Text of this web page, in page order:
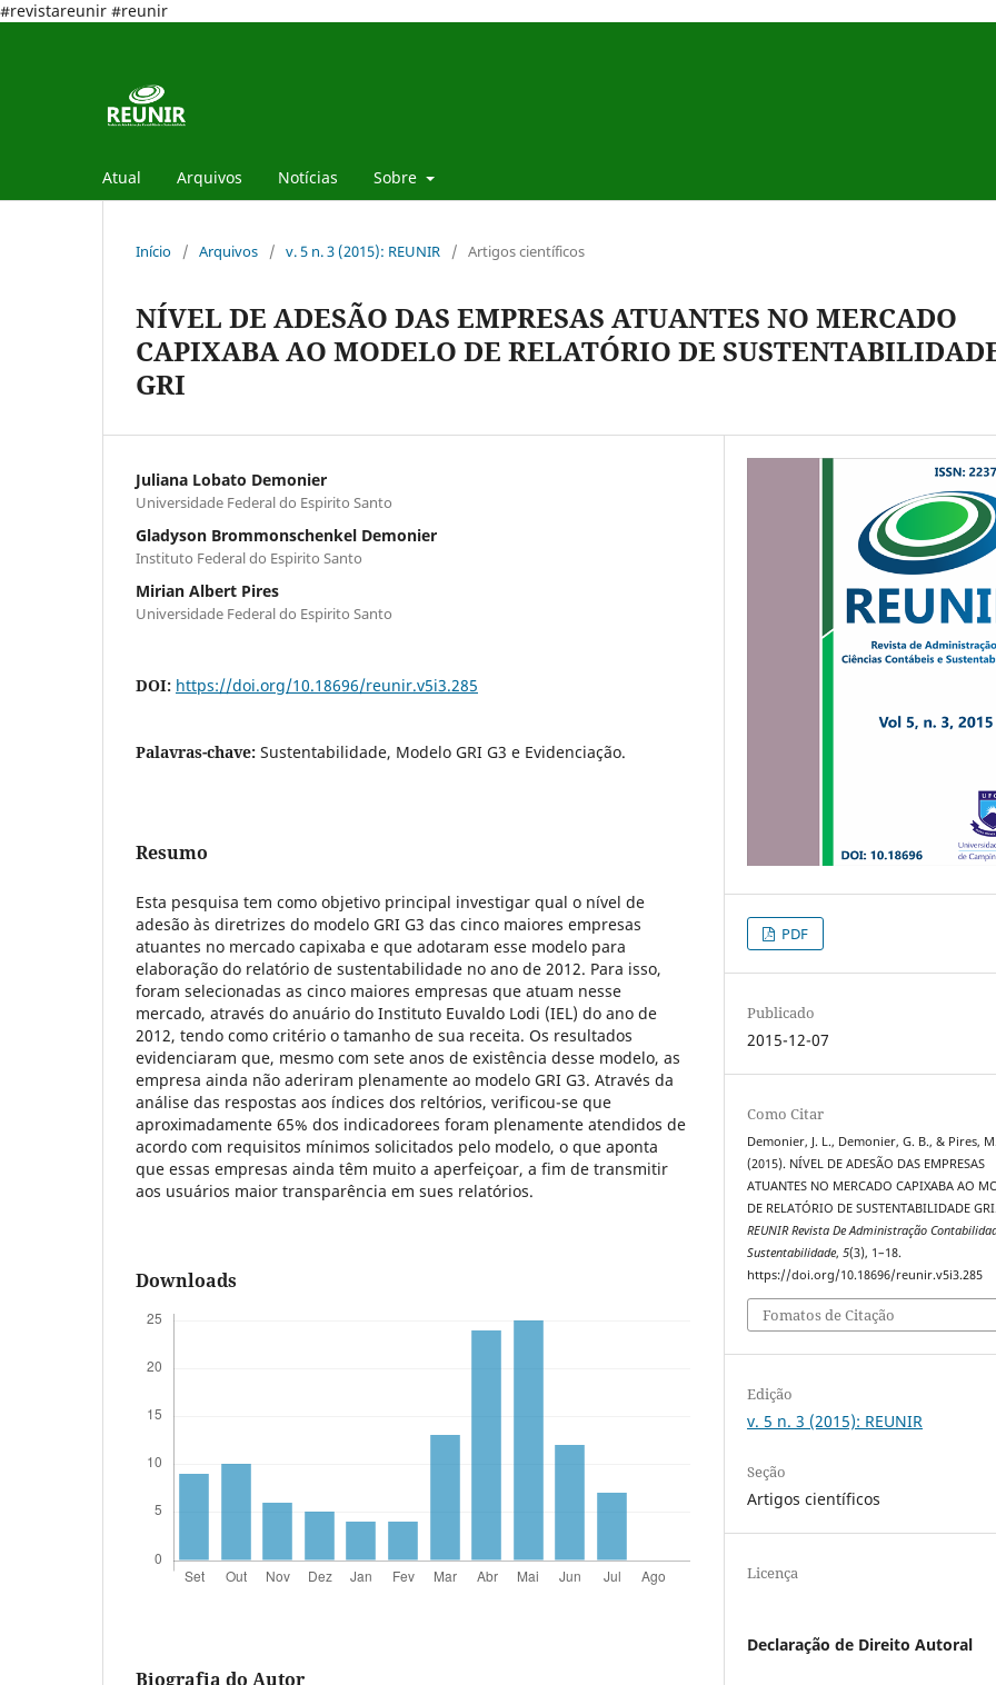
#revistareunir #reunir
Atual Arquivos Notícias Sobre
Início / Arquivos / v. 5 n. 3 (2015): REUNIR / Artigos científicos
NÍVEL DE ADESÃO DAS EMPRESAS ATUANTES NO MERCADO
CAPIXABA AO MODELO DE RELATÓRIO DE
GRI
Juliana Lobato Demonier
Universidade Federal do Espirito Santo
Gladyson Brommonschenkel Demonier
Instituto Federal do Espirito Santo
Mirian Albert Pires
Universidade Federal do Espirito Santo
DOI: https://doi.org/10.18696/reunir.v5i3.285
Palavras-chave: Sustentabilidade, Modelo GRI G3 e Evidenciação.
Resumo
Esta pesquisa tem como objetivo principal investigar qual o nível de
adesão às diretrizes do modelo GRI G3 das cinco maiores empresas
atuantes no mercado capixaba e que adotaram esse modelo para
elaboração do relatório de sustentabilidade no ano de 2012. Para isso,
foram selecionadas as cinco maiores empresas que atuam nesse
mercado, através do anuário do Instituto Euvaldo Lodi (IEL) do ano de
2012, tendo como critério o tamanho de sua receita. Os resultados
evidenciaram que, mesmo com sete anos de existência desse modelo, as
empresa ainda não aderiram plenamente ao modelo GRI G3. Através da
análise das respostas aos índices dos reltórios, verificou-se que
aproximadamente 65% dos indicadorees foram plenamente atendidos de
acordo com requisitos mínimos solicitados pelo modelo, o que aponta
que essas empresas ainda têm muito a aperfeiçoar, a fim de transmitir
aos usuários maior transparência em sues relatórios.
Downloads
Biografia do Autor
PDF
Publicado
2015-12-07
Como Citar
Demonier, J. L., Demonier, G. B., & Pires,
(2015). NÍVEL DE ADESÃO DAS EMPRESAS
ATUANTES NO MERCADO CAPIXABA AO
DE RELATÓRIO DE SUSTENTABILIDADE GRI.
REUNIR Revista De Administração
Sustentabilidade,5(3), 1–18.
https://doi.org/10.18696/reunir.v5i3.285
Fomatos de Citação
Edição
v. 5 n. 3 (2015): REUNIR
Seção
Artigos científicos
Licença
Declaração de Direito Autoral